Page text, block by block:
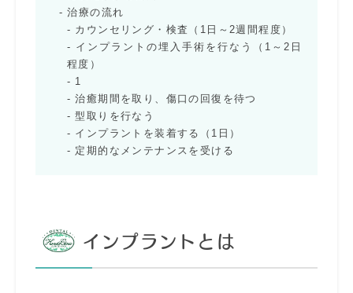
治療の流れ
カウンセリング・検査（1日～2週間程度）
インプラントの埋入手術を行なう（1～2日
程度）
1
治癒期間を取り、傷口の回復を待つ
型取りを行なう
インプラントを装着する（1日）
定期的なメンテナンスを受ける
インプラントとは